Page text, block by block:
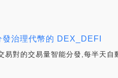
治理代幣的 DEX_DEFI
對的交易量智能分發,每半天